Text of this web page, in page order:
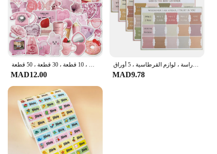
الكرتون الوردي ملصق على الجدران مقاوم للماء ، الزخرفية الجمالية ، الأمتعة ، كمبيوتر محمول ، الغيتار ، مجلة ، سجل القصاصات ، ملصقات الاطفال ، 10 قطعة ، 30 قطعة ، 50 قطعة
MAD12.00
علامات تبويب مغلفة لكتاب الكتاب المقدس ، علامات تبويب تسميات الكتاب المقدس للنساء والرجال ، علامات تبويب الكتاب المقدس للقراءة والدراسة ، لوازم القرطاسية ، 5 أوراق
MAD9.78